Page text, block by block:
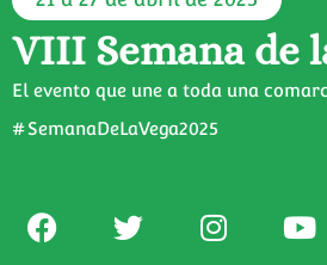
VIII Semana de
El evento que une a toda una
#SemanaDeLaVega2025